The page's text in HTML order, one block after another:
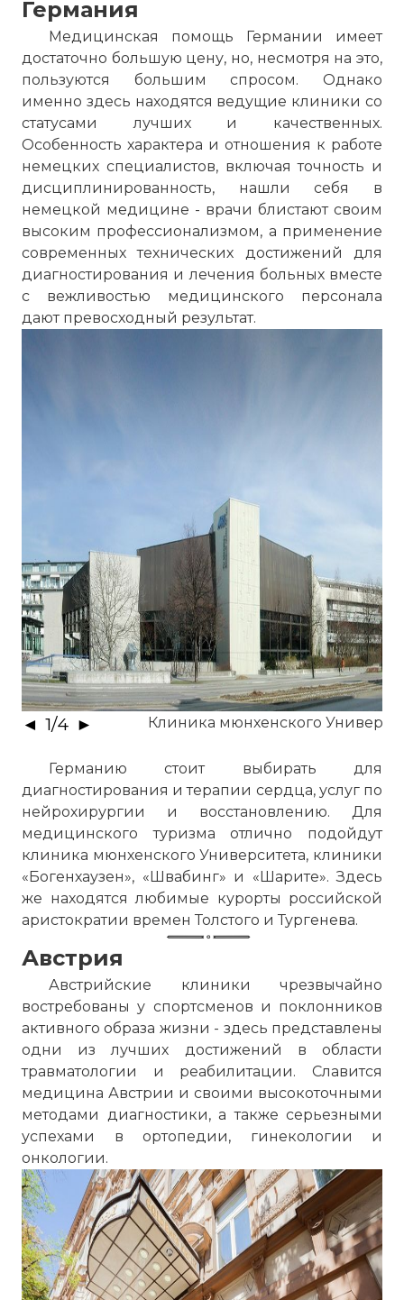
Германия
Медицинская помощь Германии имеет
достаточно большую цену, но, несмотря на это,
пользуются большим спросом. Однако
именно здесь находятся ведущие клиники со
статусами лучших и качественных.
Особенность характера и отношения к работе
немецких специалистов, включая точность и
дисциплинированность, нашли себя в
немецкой медицине - врачи блистают своим
высоким профессионализмом, а применение
современных технических достижений для
диагностирования и лечения больных вместе
с вежливостью медицинского персонала
дают превосходный результат.
Клиника мюнхенского
◄ 1/4 ►
Германию стоит выбирать для
диагностирования и терапии сердца, услуг по
нейрохирургии и восстановлению. Для
медицинского туризма отлично подойдут
клиника мюнхенского Университета, клиники
«Богенхаузен», «Швабинг» и «Шарите». Здесь
же находятся любимые курорты российской
аристократии времен Толстого и Тургенева.
Австрия
Австрийские клиники чрезвычайно
востребованы у спортсменов и поклонников
активного образа жизни - здесь представлены
одни из лучших достижений в области
травматологии и реабилитации. Славится
медицина Австрии и своими высокоточными
методами диагностики, а также серьезными
успехами в ортопедии, гинекологии и
онкологии.